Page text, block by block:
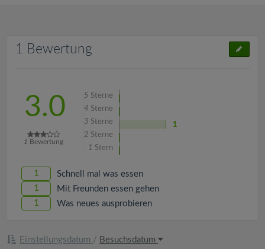
1 Bewertung
3.0
1 Bewertung
5 Sterne
4 Sterne
3 Sterne
1
2 Sterne
1 Stern
1 Schnell mal was essen
1 Mit Freunden essen gehen
1 Was neues ausprobieren
Einstellungsdatum / Besuchsdatum